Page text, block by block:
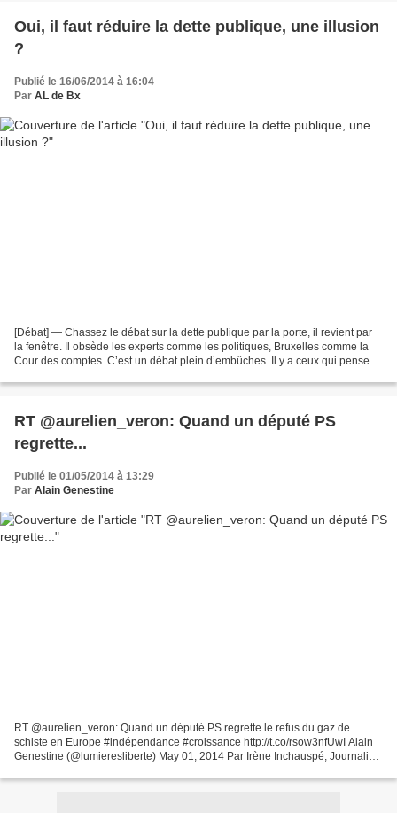
Oui, il faut réduire la dette publique, une illusion
?
Publié le 16/06/2014 à 16:04
Par AL de Bx
[Débat] — Chassez le débat sur la dette publique par la porte, il revient par
la fenêtre. Il obsède les experts comme les politiques, Bruxelles comme la
Cour des comptes. C’est un débat plein d’embûches. Il y a ceux qui pensent
RT @aurelien_veron: Quand un député PS
regrette...
Publié le 01/05/2014 à 13:29
Par Alain Genestine
RT @aurelien_veron: Quand un député PS regrette le refus du gaz de
schiste en Europe #indépendance #croissance http://t.co/rsow3nfUwI Alain
Genestine (@lumieresliberte) May 01, 2014 Par Irène Inchauspé, Journaliste